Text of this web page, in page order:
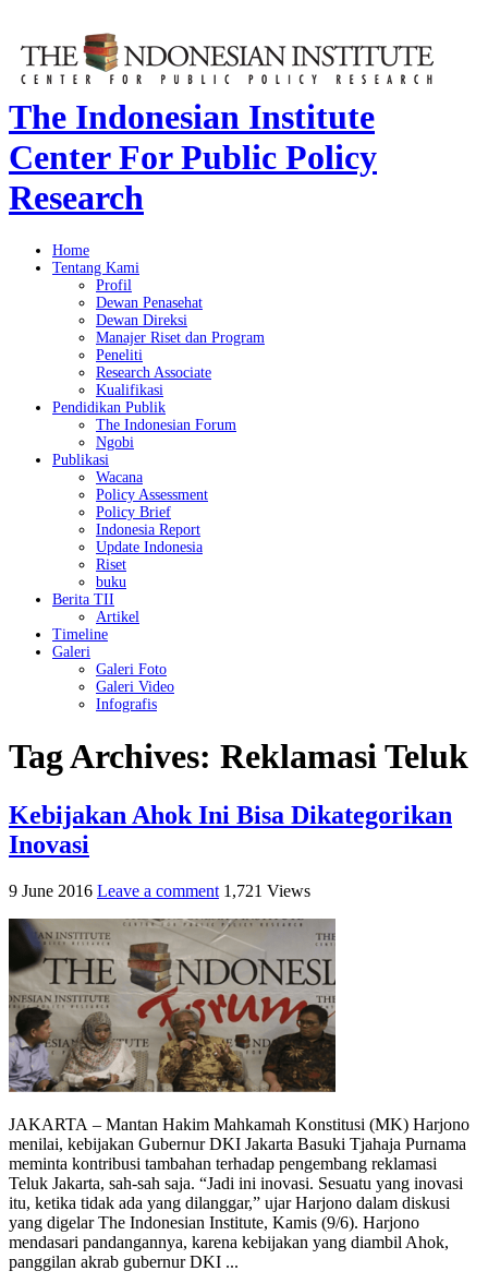
The Indonesian Institute
Center For Public Policy
Research
Home
Tentang Kami
Profil
Dewan Penasehat
Dewan Direksi
Manajer Riset dan Program
Peneliti
Research Associate
Kualifikasi
Pendidikan Publik
The Indonesian Forum
Ngobi
Publikasi
Wacana
Policy Assessment
Policy Brief
Indonesia Report
Update Indonesia
Riset
buku
Berita TII
Artikel
Timeline
Galeri
Galeri Foto
Galeri Video
Infografis
Tag Archives: Reklamasi Teluk
Kebijakan Ahok Ini Bisa Dikategorikan
Inovasi
9 June 2016 Leave a comment 1,721 Views
JAKARTA – Mantan Hakim Mahkamah Konstitusi (MK) Harjono
menilai, kebijakan Gubernur DKI Jakarta Basuki Tjahaja Purnama
meminta kontribusi tambahan terhadap pengembang reklamasi
Teluk Jakarta, sah-sah saja. “Jadi ini inovasi. Sesuatu yang inovasi
itu, ketika tidak ada yang dilanggar,” ujar Harjono dalam diskusi
yang digelar The Indonesian Institute, Kamis (9/6). Harjono
mendasari pandangannya, karena kebijakan yang diambil Ahok,
panggilan akrab gubernur DKI ...